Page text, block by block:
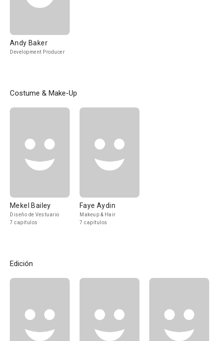
Andy Baker
Development Producer
Costume & Make-Up
Mekel Bailey
Diseño de Vestuario
7 capítulos
Faye Aydin
Makeup & Hair
7 capítulos
Edición